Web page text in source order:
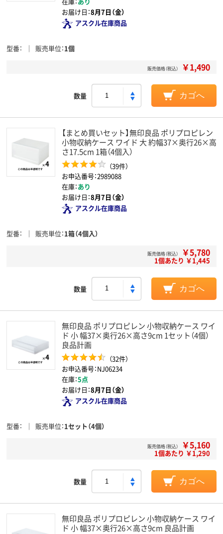
お届け日：8月7日（金）
アスクル在庫商品
型番 販売単位 1個
販売価格（税込） ￥1,490
数量 カゴへ
【まとめ買いセット】無印良品 ポリプロピレン
小物収納ケース ワイド 大 約幅37×奥行26×高
さ17.5cm 1箱（4個入）
（39件）
お申込番号：2989088
在庫：あり
お届け日：8月7日（金）
アスクル在庫商品
型番 販売単位 1箱（4個入）
販売価格（税込） ￥5,780
1個あたり ￥1,445
数量 カゴへ
無印良品 ポリプロピレン 小物収納ケース ワイ
ド 小 幅37×奥行26×高さ9cm 1セット（4個）
良品計画
（32件）
お申込番号：NJ06234
在庫：5点
お届け日：8月7日（金）
アスクル在庫商品
型番 販売単位 1セット（4個）
販売価格（税込） ￥5,160
1個あたり ￥1,290
数量 カゴへ
無印良品 ポリプロピレン 小物収納ケース ワイ
ド 小 幅37×奥行26×高さ9cm 良品計画